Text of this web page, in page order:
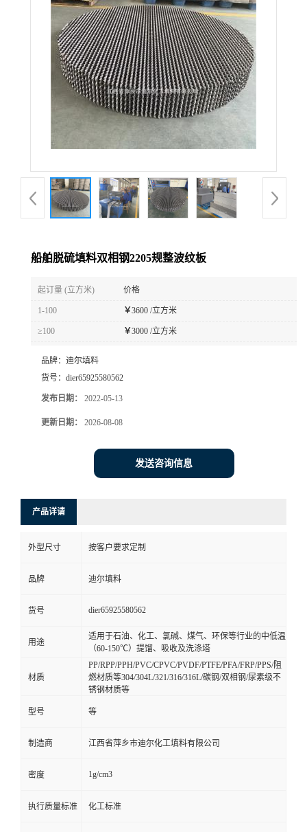
船舶脱硫填料双相钢2205规整波纹板
起订量 (立方米) 价格
1-100 ￥3600 /立方米
≥100 ￥3000 /立方米
品牌： 迪尔填料
货号： dier65925580562
发布日期： 2022-05-13
更新日期： 2026-08-08
发送咨询信息
产品详请
外型尺寸 按客户要求定制
品牌 迪尔填料
货号 dier65925580562
用途
适用于石油、化工、氯碱、煤气、环保等行业的中低温
（60-150℃）提馏、吸收及洗涤塔
材质
PP/RPP/PPH/PVC/CPVC/PVDF/PTFE/PFA/FRP/PPS/阻
燃材质等304/304L/321/316/316L/碳钢/双相钢/尿素级不
锈钢材质等
型号 等
制造商 江西省萍乡市迪尔化工填料有限公司
密度 1g/cm3
执行质量标准 化工标准